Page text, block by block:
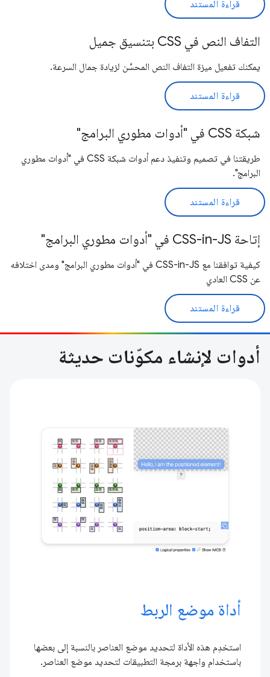
قراءة المستند
التفاف النص في CSS بتنسيق جميل
يمكنك تفعيل ميزة التفاف النص المحسَّن لزيادة جمال السرعة.
قراءة المستند
شبكة CSS في "أدوات مطوري البرامج"
طريقتنا في تصميم وتنفيذ دعم أدوات شبكة CSS في "أدوات مطوري
البرامج".
قراءة المستند
إتاحة CSS-in-JS في "أدوات مطوري البرامج"
كيفية توافقنا مع CSS-in-JS في "أدوات مطوري البرامج" ومدى اختلافه
عن CSS العادي
قراءة المستند
أدوات لإنشاء مكوّنات حديثة
أداة موضع الربط
استخدِم هذه الأداة لتحديد موضع العناصر بالنسبة إلى بعضها
باستخدام واجهة برمجة التطبيقات لتحديد موضع العناصر.